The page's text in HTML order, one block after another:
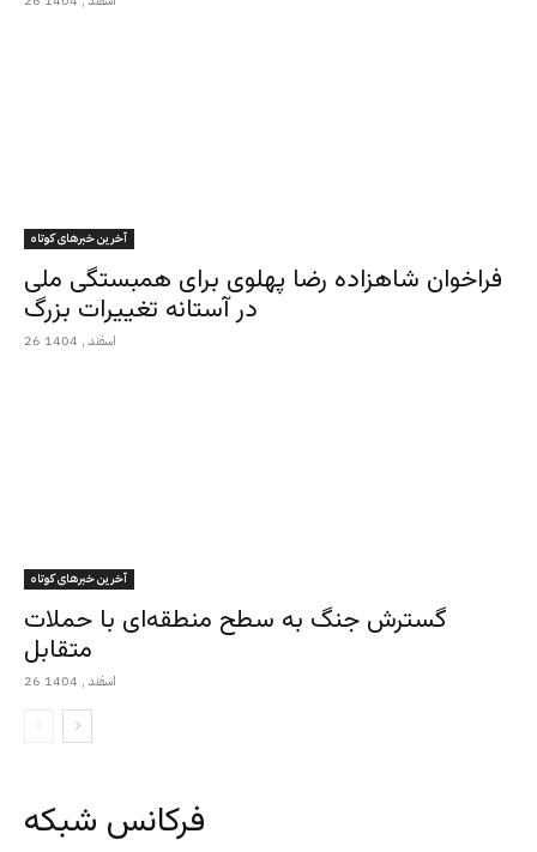
آخرین خبرهای کوتاه
فراخوان شاهزاده رضا پهلوی برای همبستگی ملی
در آستانه تغییرات بزرگ
26 اسفند , 1404
آخرین خبرهای کوتاه
گسترش جنگ به سطح منطقه‌ای با حملات
متقابل
26 اسفند , 1404
فرکانس شبکه